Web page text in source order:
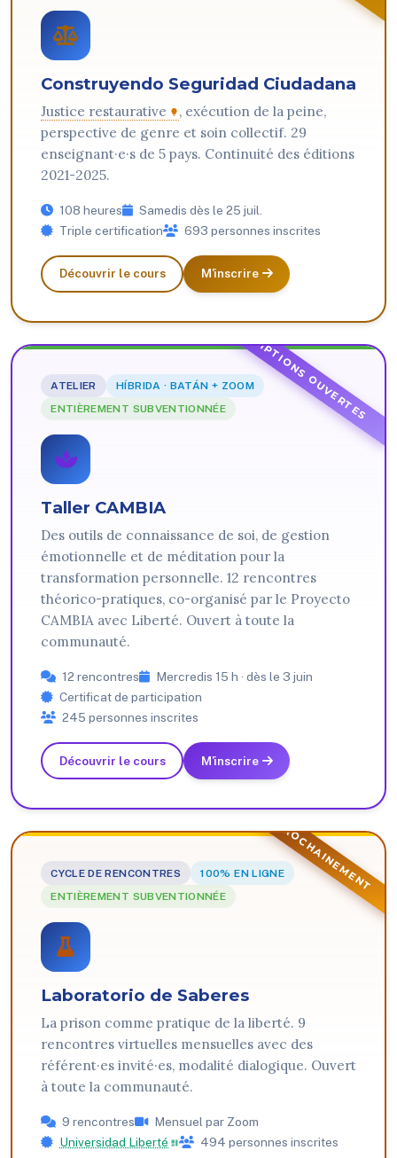
Construyendo Seguridad Ciudadana
Justice restaurative
, exécution de la peine,
perspective de genre et soin collectif. 29
enseignant·e·s de 5 pays. Continuité des éditions
2021-2025.
108 heures
Samedis dès le 25 juil.
Triple certification
693 personnes inscrites
Découvrir le cours M'inscrire
INSCRIPTIONS OUVERTES
ATELIER
HÍBRIDA · BATÁN + ZOOM
ENTIÈREMENT SUBVENTIONNÉE
Taller CAMBIA
Des outils de connaissance de soi, de gestion
émotionnelle et de méditation pour la
transformation personnelle. 12 rencontres
théorico-pratiques, co-organisé par le Proyecto
CAMBIA avec Liberté. Ouvert à toute la
communauté.
12 rencontres
Mercredis 15 h · dès le 3 juin
Certificat de participation
245 personnes inscrites
Découvrir le cours M'inscrire
PROCHAINEMENT
CYCLE DE RENCONTRES
100% EN LIGNE
ENTIÈREMENT SUBVENTIONNÉE
Laboratorio de Saberes
La prison comme pratique de la liberté. 9
rencontres virtuelles mensuelles avec des
référent·es invité·es, modalité dialogique. Ouvert
à toute la communauté.
9 rencontres
Mensuel par Zoom
Universidad Liberté
494 personnes inscrites